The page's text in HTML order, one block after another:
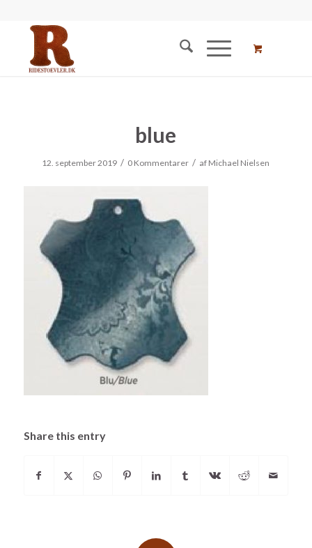
blue
12. september 2019 / 0 Kommentarer / af Michael Nielsen
Share this entry